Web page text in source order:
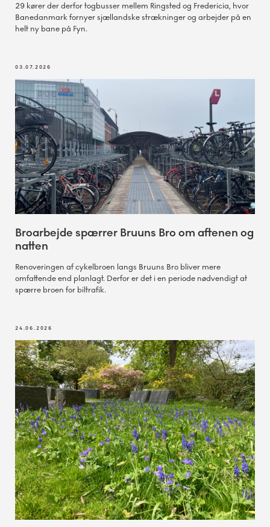
29 kører der derfor togbusser mellem Ringsted og Fredericia, hvor
Banedanmark fornyer sjællandske strækninger og arbejder på en
helt ny bane på Fyn.
03.07.2026
Broarbejde spærrer Bruuns Bro om aftenen og
natten
Renoveringen af cykelbroen langs Bruuns Bro bliver mere
omfattende end planlagt. Derfor er det i en periode nødvendigt at
spærre broen for biltrafik.
24.06.2026